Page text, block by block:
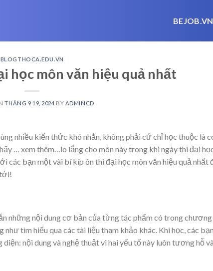
BEJOB.VN
BLOGTHOCA.EDU.VN
học môn văn hiệu quả nhất
THÁNG 9 19, 2024 BY ADMINCD
nhiều kiến thức khó nhằn, không phải cứ chỉ học thuộc là
… xem thêm… lo lắng cho môn này trong khi ngày thi đại
các bạn một vài bí kíp ôn thi đại học môn văn hiệu quả nhất
những nội dung cơ bản của từng tác phẩm có trong chương
tìm hiểu qua các tài liệu tham khảo khác. Khi học, các bạn
nội dung và nghệ thuật vì hai yếu tố này luôn tương hỗ và